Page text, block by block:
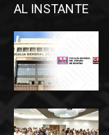
AL INSTANTE